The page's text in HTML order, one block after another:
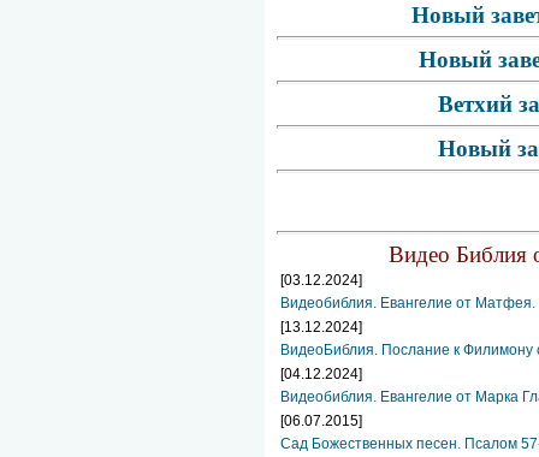
Новый
Новый
Ветхий
Новый
Видео Библия
[03.12.2024]
Видеобиблия. Евангелие от Матфея.
[13.12.2024]
ВидеоБиблия. Послание к Филимону
[04.12.2024]
Видеобиблия. Евангелие от Марка
[06.07.2015]
Сад Божественных песен. Псалом